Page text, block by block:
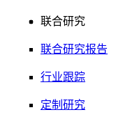
联合研究
联合研究报告
行业跟踪
定制研究